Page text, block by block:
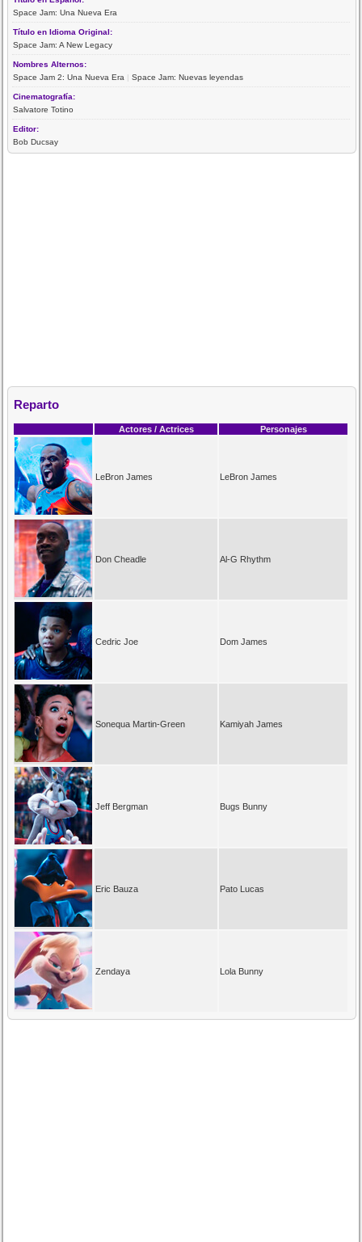
Space Jam: Una Nueva Era
Título en Idioma Original:
Space Jam: A New Legacy
Nombres Alternos:
Space Jam 2: Una Nueva Era |Space Jam: Nuevas leyendas
Cinematografía:
Salvatore Totino
Editor:
Bob Ducsay
Reparto
Actores / Actrices Personajes
LeBron James LeBron James
Don Cheadle Al-G Rhythm
Cedric Joe Dom James
Sonequa Martin-Green Kamiyah James
Jeff Bergman Bugs Bunny
Eric Bauza Pato Lucas
Zendaya Lola Bunny